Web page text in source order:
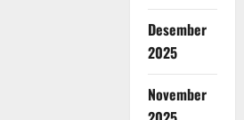
Desember
2025
November